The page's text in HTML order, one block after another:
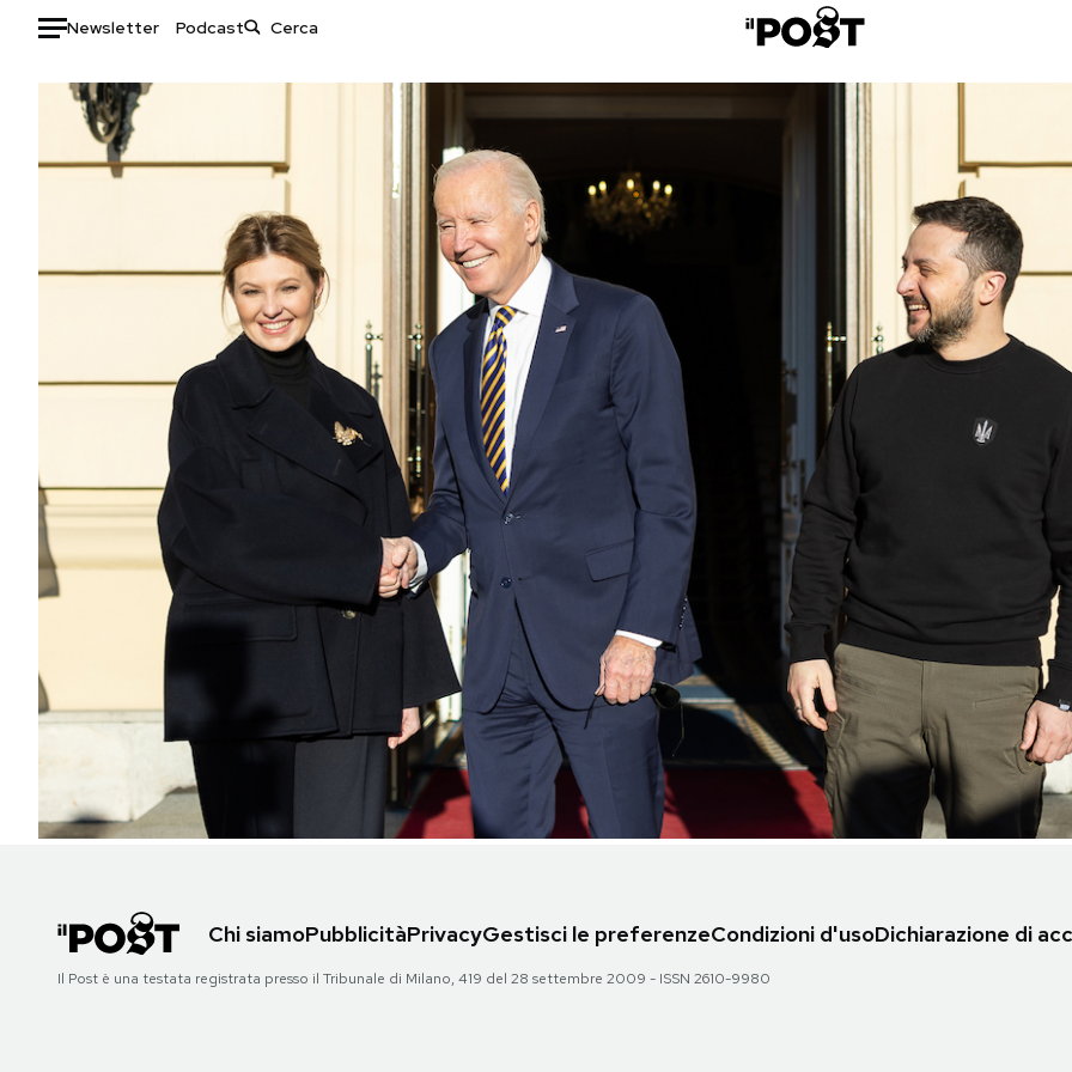
Newsletter Podcast
Auto
HOME
Politica
Economia
Libri
Consumismi
Storie/Idee
Ok Boomer!
Media
Altrecose
Mondiali calcio 2026
PODCAST
NEWSLETTER
I MIEI PREFERITI
SHOP
AREA PERSONALE
Chi siamoPubblicitàPrivacyGestisci le preferenzeCondizioni d'usoDichiarazione di
Il Post è una testata registrata presso il Tribunale di Milano, 419 del 28 settembre 2009 - ISSN 2610-9980